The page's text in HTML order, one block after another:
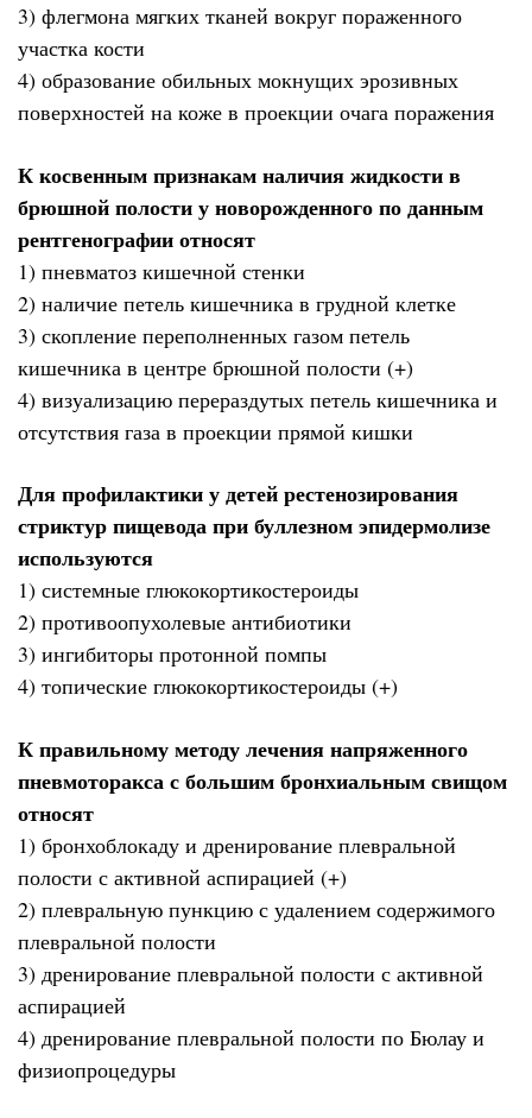
3) флегмона мягких тканей вокруг пораженного
участка кости
4) образование обильных мокнущих эрозивных
поверхностей на коже в проекции очага поражения
К косвенным признакам наличия жидкости в
брюшной полости у новорожденного по данным
рентгенографии относят
1) пневматоз кишечной стенки
2) наличие петель кишечника в грудной клетке
3) скопление переполненных газом петель
кишечника в центре брюшной полости (+)
4) визуализацию перераздутых петель кишечника и
отсутствия газа в проекции прямой кишки
Для профилактики у детей рестенозирования
стриктур пищевода при буллезном эпидермолизе
используются
1) системные глюкокортикостероиды
2) противоопухолевые антибиотики
3) ингибиторы протонной помпы
4) топические глюкокортикостероиды (+)
К правильному методу лечения напряженного
пневмоторакса с большим бронхиальным свищом
относят
1) бронхоблокаду и дренирование плевральной
полости с активной аспирацией (+)
2) плевральную пункцию с удалением содержимого
плевральной полости
3) дренирование плевральной полости с активной
аспирацией
4) дренирование плевральной полости по Бюлау и
физиопроцедуры